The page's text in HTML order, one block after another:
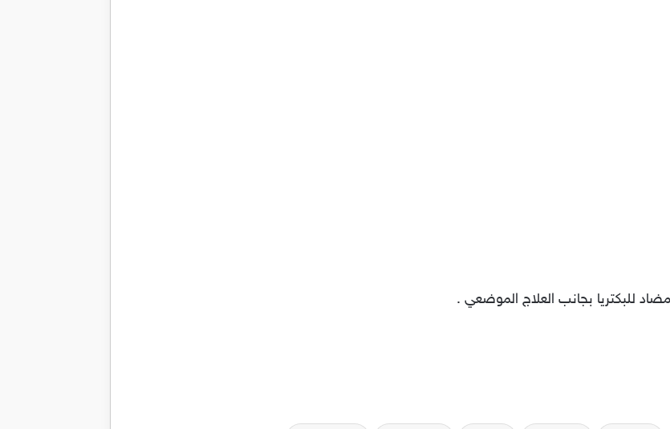
للبكتريا بجانب العلاج الموضعي .